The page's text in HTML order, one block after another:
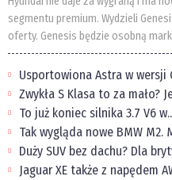
segmentu premium. Wydzieli
oferty. Genesis będzie osobną
Usportowiona Astra w wersji
Zwykła S Klasa to za mało?
To już koniec silnika 3.7 V6
Tak wygląda nowe BMW M2.
Duży SUV bez dachu? Dla
Jaguar XE także z napędem